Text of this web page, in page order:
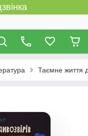
Таємне життя